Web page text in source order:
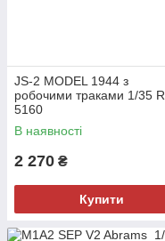
JS-2 MODEL 1944 з
робочими траками 1/35
5160
В наявності
2 270 ₴
Купити